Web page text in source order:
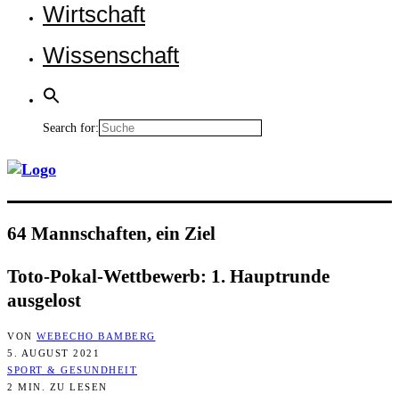
Wirt­schaft
Wis­sen­schaft
Search for:
64 Mann­schaf­ten, ein Ziel
Toto-Pokal-Wett­be­werb: 1. Haupt­run­de
ausgelost
VON WEBECHO BAMBERG
5. AUGUST 2021
SPORT & GESUNDHEIT
2 MIN. ZU LESEN